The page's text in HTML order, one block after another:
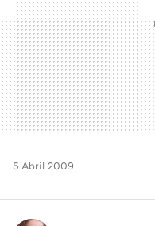
5 Abril 2009